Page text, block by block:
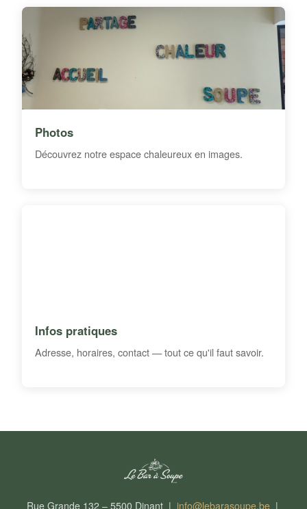
Photos
Découvrez notre espace chaleureux en images.
Infos pratiques
Adresse, horaires, contact — tout ce qu'il faut savoir.
Rue Grande 132 – 5500 Dinant | info@lebarasoupe.be|